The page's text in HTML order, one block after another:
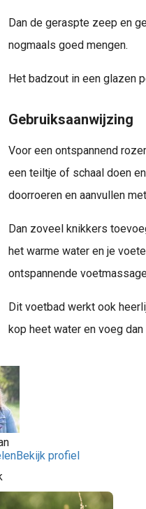
Dan de geraspte zeep en
nogmaals goed mengen.
Het badzout in een glazen
Gebruiksaanwijzing
Voor een ontspannend
een teiltje of schaal doen
doorroeren en aanvullen
Dan zoveel knikkers
het warme water en je
ontspannende
Dit voetbad werkt ook
kop heet water en voeg
Bekijk profiel